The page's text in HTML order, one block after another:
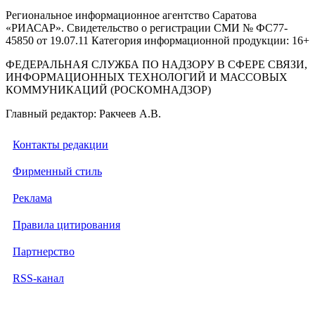
Региональное информационное агентство Саратова
«РИАСАР». Свидетельство о регистрации СМИ № ФС77-
45850 от 19.07.11 Категория информационной продукции: 16+
ФЕДЕРАЛЬНАЯ СЛУЖБА ПО НАДЗОРУ В СФЕРЕ СВЯЗИ,
ИНФОРМАЦИОННЫХ ТЕХНОЛОГИЙ И МАССОВЫХ
КОММУНИКАЦИЙ (РОСКОМНАДЗОР)
Главный редактор: Ракчеев А.В.
Контакты редакции
Фирменный стиль
Реклама
Правила цитирования
Партнерство
RSS-канал